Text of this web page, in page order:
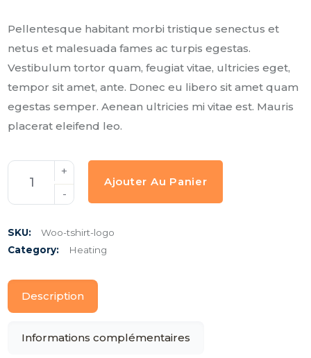
Pellentesque habitant morbi tristique senectus et
netus et malesuada fames ac turpis egestas.
Vestibulum tortor quam, feugiat vitae, ultricies eget,
tempor sit amet, ante. Donec eu libero sit amet quam
egestas semper. Aenean ultricies mi vitae est. Mauris
placerat eleifend leo.
Ajouter Au Panier
SKU:
Woo-tshirt-logo
Category:
Heating
Description
Informations complémentaires